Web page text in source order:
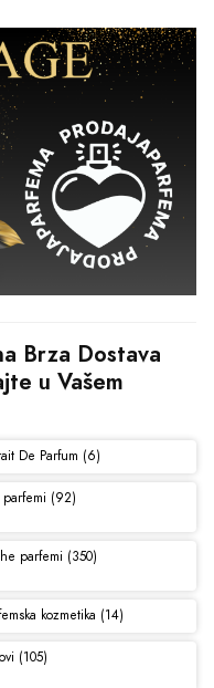
Brza Dostava
u Vašem
De Parfum (6)
parfemi (92)
parfemi (350)
kozmetika (14)
(105)